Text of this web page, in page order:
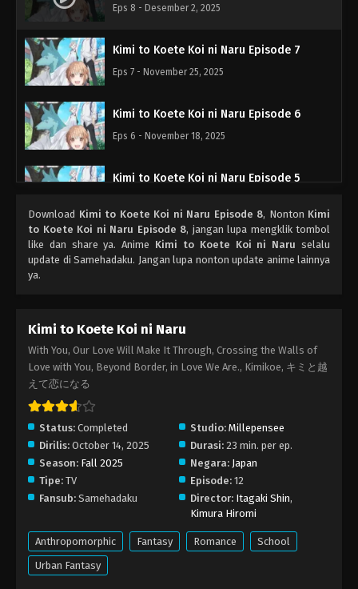
Eps 8 - Desember 2, 2025
Kimi to Koete Koi ni Naru Episode 7
Eps 7 - November 25, 2025
Kimi to Koete Koi ni Naru Episode 6
Eps 6 - November 18, 2025
Kimi to Koete Koi ni Naru Episode 5
Kimi to Koete Koi ni Naru Episode 4
Eps 4 - November 4, 2025
Eps 3 - Oktober 28, 2025
Kimi to Koete Koi ni Naru Episode 2
Kimi to Koete Koi ni Naru Episode 1
Eps 1 - Oktober 14, 2025
Download Kimi to Koete Koi ni Naru Episode 8, Nonton Kimi
to Koete Koi ni Naru Episode 8, jangan lupa mengklik tombol
like dan share ya. Anime Kimi to Koete Koi ni Naru selalu
update di Samehadaku. Jangan lupa nonton update anime lainnya
ya.
Kimi to Koete Koi ni Naru
With You, Our Love Will Make It Through, Crossing the Walls of
Love with You, Beyond Border, in Love We Are., Kimikoe, キミと越
えて恋になる
Status: Completed Studio: Millepensee
Dirilis: October 14, 2025 Durasi: 23 min. per ep.
Season: Fall 2025 Negara: Japan
Tipe: TV Episode: 12
Fansub: Samehadaku Director: Itagaki Shin,
Kimura Hiromi
Anthropomorphic Fantasy Romance
School
Urban Fantasy